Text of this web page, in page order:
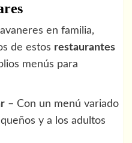
en familia,
de estos restaurantes
menús para
– Con un menú variado
y a los adultos